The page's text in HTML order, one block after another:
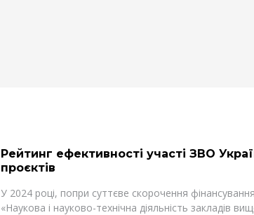
Рейтинг ефективності участі ЗВО
проєктів
У 2024 році, попри суттєве скорочення
«Наукова і науково-технічна діяльність закладів